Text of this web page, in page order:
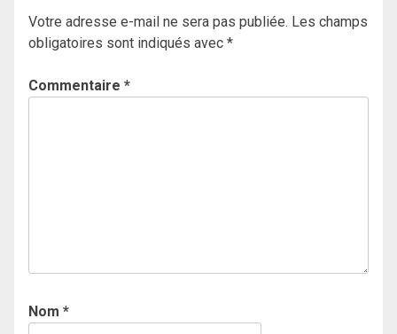
Votre adresse e-mail ne sera pas publiée. Les champs
obligatoires sont indiqués avec *
Commentaire *
Nom *